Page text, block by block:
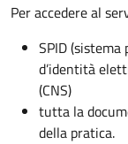
Per accedere al
SPID
d’identità
(CNS)
tutta la
della pratica.